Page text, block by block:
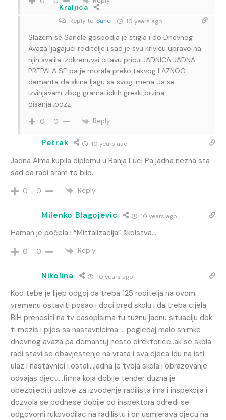
Kraljica
Reply to Sanel 10 years ago
Slazem se Sanele gospodja je stigla i do Dnevnog
Avaza ljagajuci roditelje i sad je svu krivicu upravo na
njih svalila izokrenuvsi citavu pricu JADNICA JADNA
PREPALA SE pa je morala preko takvog LAZNOG
demanta da skine ljagu sa svog imena..Ja se
izvinjavam zbog gramatickih greski,brzina
pisanja..pozz
0 0 Reply
Petrak 10 years ago
Jadna Alma kupila diplomu u Banja Luci Pa jadna nezna sta
sad da radi sram te bilo.
0 0 Reply
Milenko Blagojevic 10 years ago
Haman je počela i “Mittalizacija” školstva…
0 0 Reply
Nikolina 10 years ago
Kod tebe je lijep odgoj da treba 125 roditelja na ovom
vremenu ostaviti posao i doci pred skolu i da treba cijela
BiH prenositi na tv casopisima tu tuznu jadnu situaciju dok
ti mezis i pijes sa nastavnicima … pogledaj malo snimke
dnevnog avaza pa demantuj nesto direktorice..ak se skola
radi stavi se obavjestenje na vrata i sva djeca idu na isti
ulaz i nastavnici i ostali…jadna je tvoja skola i obrazovanje
odvajas djecu…firma koja dobije tender duzna je
obezbijediti uslove za izvodenje radilista ima i inspekcija i
dozvola se podnese dobije od inspektora odredi se
odgovorni rukovodilac na radilistu i on usmjerava djecu na